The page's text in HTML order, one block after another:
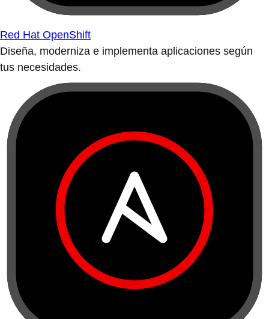
Red Hat OpenShift
Diseña, moderniza e implementa aplicaciones según
tus necesidades.